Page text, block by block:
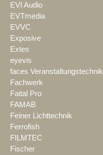
EVI Audio
EVTmedia
EVVC
Exposive
Extes
eyevis
faces Veranstaltungstechnik
Fachwerk
Faital Pro
FAMAB
Feiner Lichttechnik
Ferrofish
FILMTEC
Fischer